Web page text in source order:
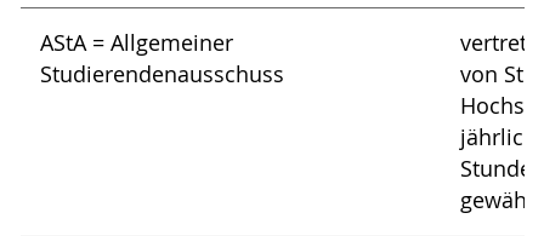
AStA = Allgemeiner
Studierendenausschuss
von
jährlich